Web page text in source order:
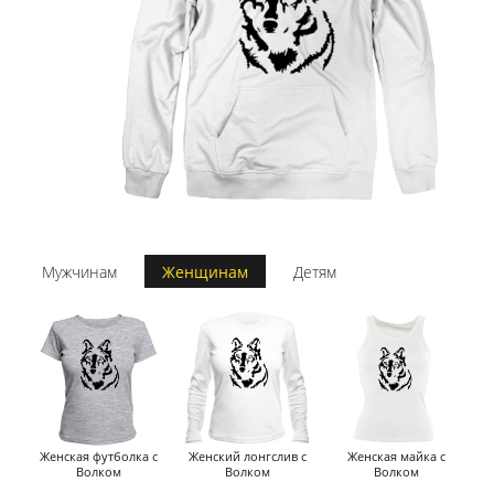
Мужчинам Женщинам Детям
Женская футболка с
Волком
Женский лонгслив с
Волком
Женская майка с
Волком